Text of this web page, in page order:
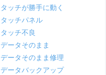
タッチが勝手に動く
タッチパネル
タッチ不良
データそのまま
データそのまま修理
データバックアップ